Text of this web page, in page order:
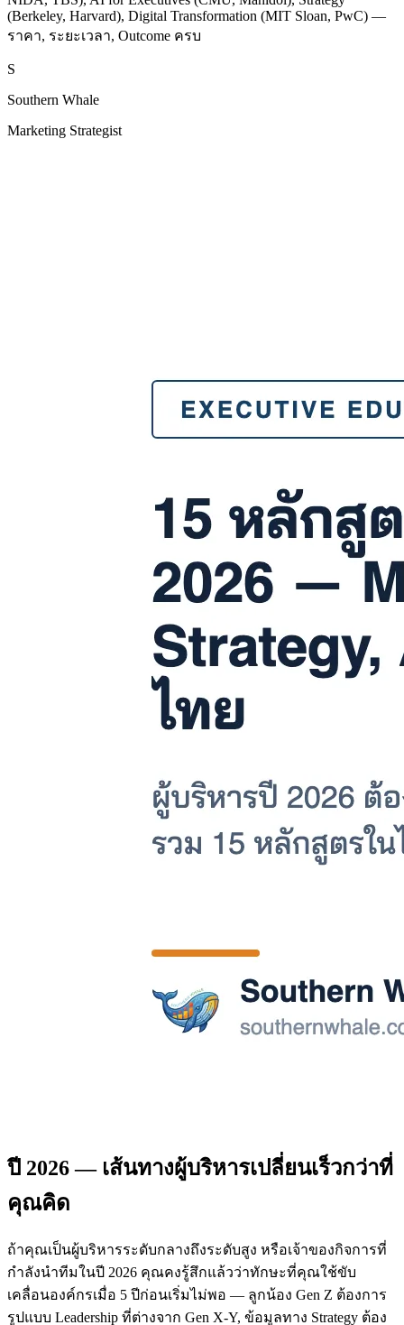
(Berkeley, Harvard), Digital Transformation (MIT Sloan, PwC) —
ราคา, ระยะเวลา, Outcome ครบ
S
Southern Whale
Marketing Strategist
ปี 2026 — เส้นทางผู้บริหารเปลี่ยนเร็วกว่าที่
คุณคิด
ถ้าคุณเป็นผู้บริหารระดับกลางถึงระดับสูง หรือเจ้าของกิจการที่
กำลังนำทีมในปี 2026 คุณคงรู้สึกแล้วว่าทักษะที่คุณใช้ขับ
เคลื่อนองค์กรเมื่อ 5 ปีก่อนเริ่มไม่พอ — ลูกน้อง Gen Z ต้องการ
รูปแบบ Leadership ที่ต่างจาก Gen X-Y, ข้อมูลทาง Strategy ต้อง